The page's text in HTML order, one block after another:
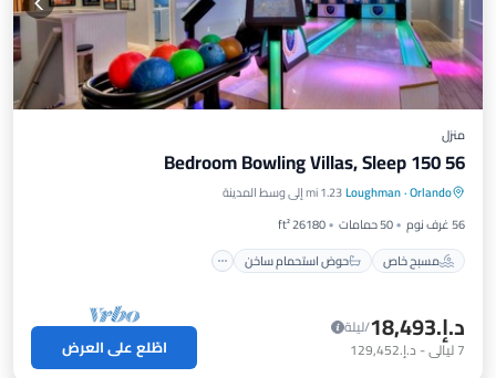
منزل
56 Bedroom Bowling Villas, Sleep 150
Orlando
·
Loughman1.23 mi إلى وسط المدينة
56 غرف نوم
50 حمامات
26180 ft²
مسبح خاص
حوض استحمام ساخن
مسبح خاص
حوض استحمام ساخن
موقف سيارات
مسبح
د.إ.‏18,493
/ليلة
7ليالي- د.إ.‏129,452 اطّلع على العرض